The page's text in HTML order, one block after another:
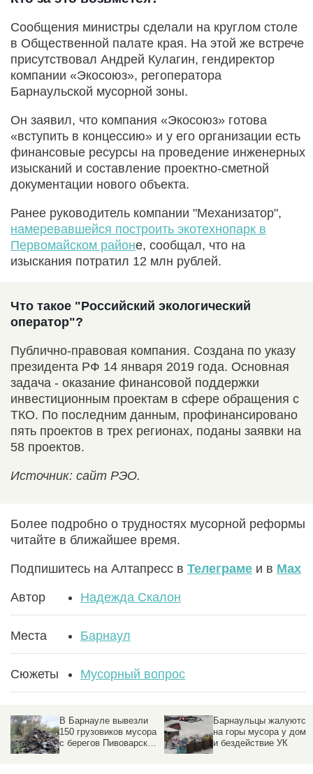
Сообщения министры сделали на круглом столе
в Общественной палате края. На этой же встрече
присутствовал Андрей Кулагин, гендиректор
компании «Экосоюз», регоператора
Барнаульской мусорной зоны.
Он заявил, что компания «Экосоюз» готова
«вступить в концессию» и у его организации есть
финансовые ресурсы на проведение инженерных
изысканий и составление проектно-сметной
документации нового объекта.
Ранее руководитель компании "Механизатор",
намеревавшейся построить экотехнопарк в
Первомайском районе, сообщал, что на
изыскания потратил 12 млн рублей.
Что такое "Российский экологический
оператор"?
Публично-правовая компания. Создана по указу
президента РФ 14 января 2019 года. Основная
задача - оказание финансовой поддержки
инвестиционным проектам в сфере обращения с
ТКО. По последним данным, профинансировано
пять проектов в трех регионах, поданы заявки на
58 проектов.
Источник: сайт РЭО.
Более подробно о трудностях мусорной реформы
читайте в ближайшее время.
Подпишитесь на Алтапресс в Телеграме и в Max
Автор Надежда Скалон
Места Барнаул
Сюжеты Мусорный вопрос
В Барнауле вывезли
150 грузовиков мусора
с берегов Пивоварского
Барнаульцы жалуются
на горы мусора у дома
и бездействие УК